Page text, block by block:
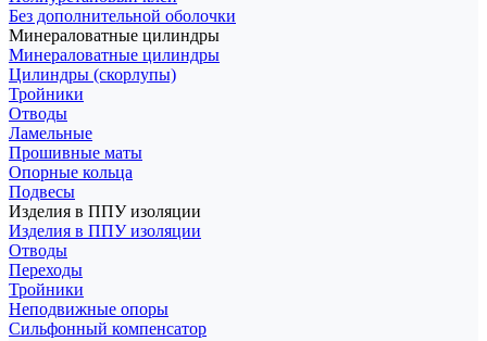
Без дополнительной оболочки
Минераловатные цилиндры
Минераловатные цилиндры
Цилиндры (скорлупы)
Тройники
Отводы
Ламельные
Прошивные маты
Опорные кольца
Подвесы
Изделия в ППУ изоляции
Изделия в ППУ изоляции
Отводы
Переходы
Тройники
Неподвижные опоры
Cильфонный компенсатор